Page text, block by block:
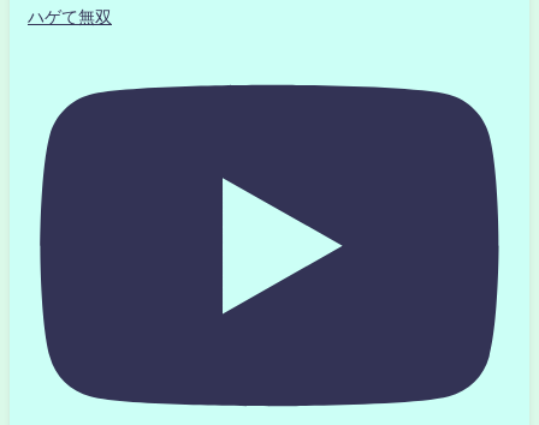
ハゲて無双